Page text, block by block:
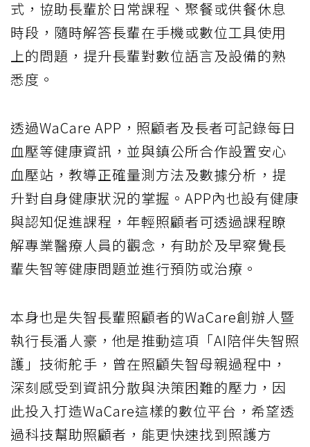
式，協助長輩於日常課程、聚餐或供餐休息
時段，隨時解答長輩在手機或數位工具使用
上的問題，提升長輩對數位語言及設備的熟
悉度。
透過WaCare APP，照顧者及長者可記錄每日
血壓等健康資訊，並與鎮公所合作設置安心
血壓站，教導正確量測方法及數據分析，提
升對自身健康狀況的掌握。APP內也設有健康
與認知促進課程，年輕照顧者可透過課程瞭
解專業醫療人員的觀念，有助於及早察覺長
輩失智等健康問題並進行預防或治療。
本身也是失智長輩照顧者的WaCare創辦人暨
執行長潘人豪，他是推動這項「AI陪伴失智照
護」技術舵手，曾在照顧失智母親過程中，
深刻感受到資訊分散與決策困難的壓力，因
此投入打造WaCare這樣的數位平台，希望透
過科技幫助照顧者，能更快速找到照護方